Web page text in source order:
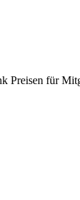
Preisen für